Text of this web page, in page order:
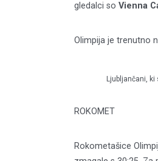
gledalci so Vienna
Olimpija je trenutno
Ljubljančani,
ROKOMET
Rokometašice